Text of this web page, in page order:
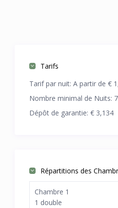
Tarifs
Tarif par nuit: A partir de €
Nombre minimal de Nuits: 7
Dépôt de garantie: € 3,134
Répartitions des
Chambre 1
1 double